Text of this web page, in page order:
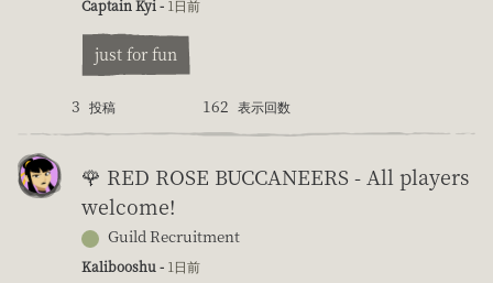
Captain Kyi - 1日前
just for fun
3 投稿 162 表示回数
🌹 RED ROSE BUCCANEERS - All players
welcome!
Guild Recruitment
Kalibooshu - 1日前